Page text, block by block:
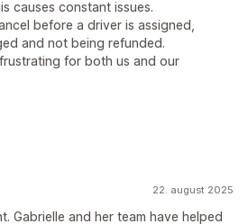
causes constant issues.
before a driver is assigned,
and not being refunded.
for both us and our
22. august 2025
Gabrielle and her team have helped